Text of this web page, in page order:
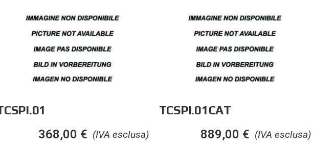
(IVA esclusa)
368,00 €
TCSPI.01CAT
(IVA esclusa)
889,00 €